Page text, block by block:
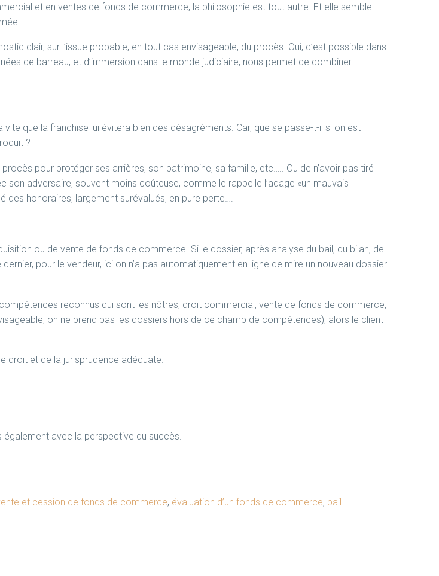
et en ventes de fonds de commerce, la philosophie est tout autre. Et elle semble
clair, sur l’issue probable, en tout cas envisageable, du procès. Oui, c’est possible dans
de barreau, et d’immersion dans le monde judiciaire, nous permet de combiner
vite que la franchise lui évitera bien des désagréments. Car, que se passe-t-il si on est
?
pour protéger ses arrières, son patrimoine, sa famille, etc….. Ou de n’avoir pas tiré
adversaire, souvent moins coûteuse, comme le rappelle l’adage «un mauvais
des honoraires, largement surévalués, en pure perte….
ou de vente de fonds de commerce. Si le dossier, après analyse du bail, du bilan, de
pour le vendeur, ici on n’a pas automatiquement en ligne de mire un nouveau dossier
reconnus qui sont les nôtres, droit commercial, vente de fonds de commerce,
on ne prend pas les dossiers hors de ce champ de compétences), alors le client
droit et de la jurisprudence adéquate.
avec la perspective du succès.
et cession de fonds de commerce, évaluation d’un fonds de commerce, bail